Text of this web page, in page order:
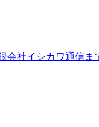
会社イシカワ通信ま